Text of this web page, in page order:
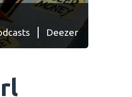
Deezer